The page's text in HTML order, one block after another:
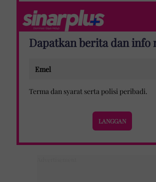
Dapatkan berita dan info
Terma dan syarat serta polisi peribadi.